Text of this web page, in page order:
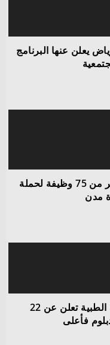
يعلن عنها البرنامج
شركة باب رزق جميل تعلن عن أكثر من 75 وظيفة لحملة
مدن
وظائف الشركة الوطنية للرعاية الطبية تعلن عن 22
فأعلى